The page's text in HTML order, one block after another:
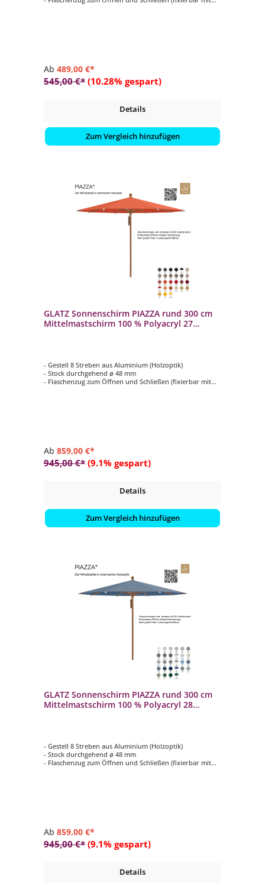
Ab 489,00 €*
545,00 €* (10.28% gespart)
Details
Zum Vergleich hinzufügen
GLATZ Sonnenschirm PIAZZA rund 300 cm
Mittelmastschirm 100 % Polyacryl 27
- Gestell 8 Streben aus Aluminium (Holzoptik)
- Stock durchgehend ø 48 mm
- Flaschenzug zum Öffnen und Schließen (fixierbar mit
Ab 859,00 €*
945,00 €* (9.1% gespart)
Details
Zum Vergleich hinzufügen
GLATZ Sonnenschirm PIAZZA rund 300 cm
Mittelmastschirm 100 % Polyacryl 28
- Gestell 8 Streben aus Aluminium (Holzoptik)
- Stock durchgehend ø 48 mm
- Flaschenzug zum Öffnen und Schließen (fixierbar mit
Ab 859,00 €*
945,00 €* (9.1% gespart)
Details